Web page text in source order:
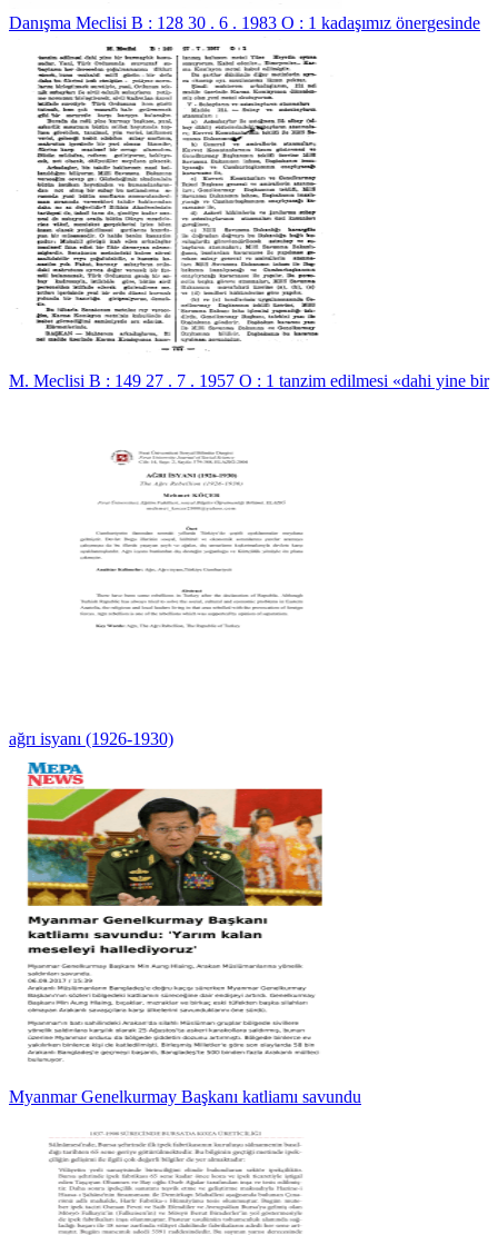
Danışma Meclisi B : 128 30 . 6 . 1983 O : 1 kadaşımız önergesinde
M. Meclisi B : 149 27 . 7 . 1957 O : 1 tanzim edilmesi «dahi yine bir
ağrı isyanı (1926-1930)
Myanmar Genelkurmay Başkanı katliamı savundu